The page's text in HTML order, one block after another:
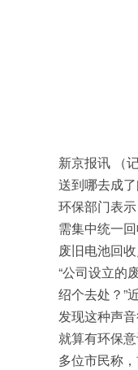
新京报讯 （
送到哪去成了
环保部门表
需集中统一
废旧电池回
“公司设立的
绍个去处？”
发现这种声
就算有环保
多位市民称